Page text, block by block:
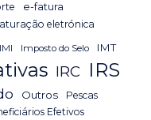
e-fatura
eletrónica
IMI Imposto do Selo IMT
IRC IRS
Outros Pescas
Efetivos